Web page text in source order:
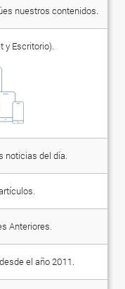
nuestros contenidos.
y Escritorio).
noticias del día.
Anteriores.
el año 2011.